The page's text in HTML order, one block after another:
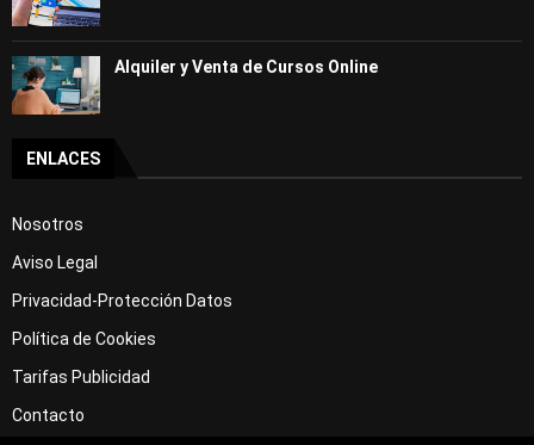
Alquiler y Venta de Cursos Online
ENLACES
Nosotros
Aviso Legal
Privacidad-Protección Datos
Política de Cookies
Tarifas Publicidad
Contacto